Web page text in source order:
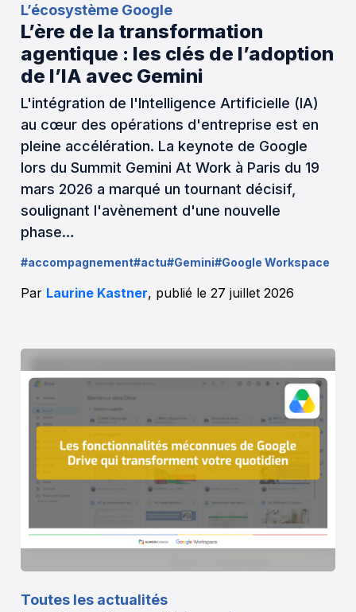
L’écosystème Google
L’ère de la transformation
agentique : les clés de l’adoption
de l’IA avec Gemini
L'intégration de l'Intelligence Artificielle (IA)
au cœur des opérations d'entreprise est en
pleine accélération. La keynote de Google
lors du Summit Gemini At Work à Paris du 19
mars 2026 a marqué un tournant décisif,
soulignant l'avènement d'une nouvelle
phase…
#accompagnement#actu#Gemini#Google Workspace
Par Laurine Kastner, publié le 27 juillet 2026
Toutes les actualités